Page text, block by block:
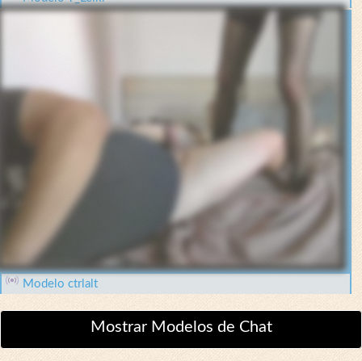
Modelo ctrlalt
Mostrar Modelos de Chat